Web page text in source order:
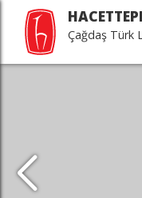
Çağdaş Türk